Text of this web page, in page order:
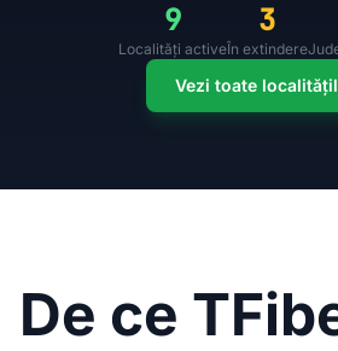
9
Localități active
3
În extindere
Vezi toate
De ce